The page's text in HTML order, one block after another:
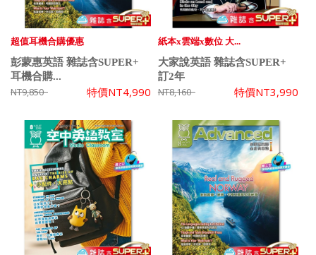
超值耳機合購優惠
彭蒙惠英語 雜誌含SUPER+
耳機合購...
NT9,850 特價NT4,990
紙本x雲端x數位 大...
大家說英語 雜誌含SUPER+
訂2年
NT8,160 特價NT3,990